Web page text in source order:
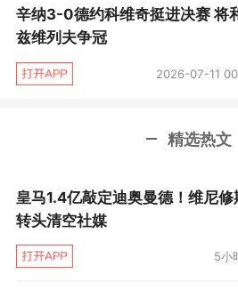
的落点变化，努力让他
说：“另外他是世界上发球最
这就像一场猫捉老鼠的游戏。
“在这种快速球场上，球滑过
德夫关键时刻的两个双误，
破发点上他都发出了双误，
可能会更加冒险，所以我试
辛纳3-0德约科维奇挺进决赛 将
兹维列夫争冠
2026-07-11
精选热文
皇马1.4亿敲定迪奥曼德！维尼修
转头清空社媒
5小